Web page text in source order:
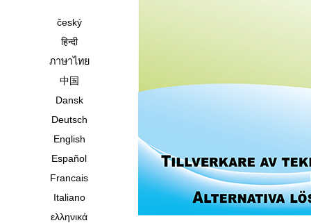
český
हिन्दी
ภาษาไทย
中国
Dansk
Deutsch
English
Español
Francais
Italiano
ελληνικά